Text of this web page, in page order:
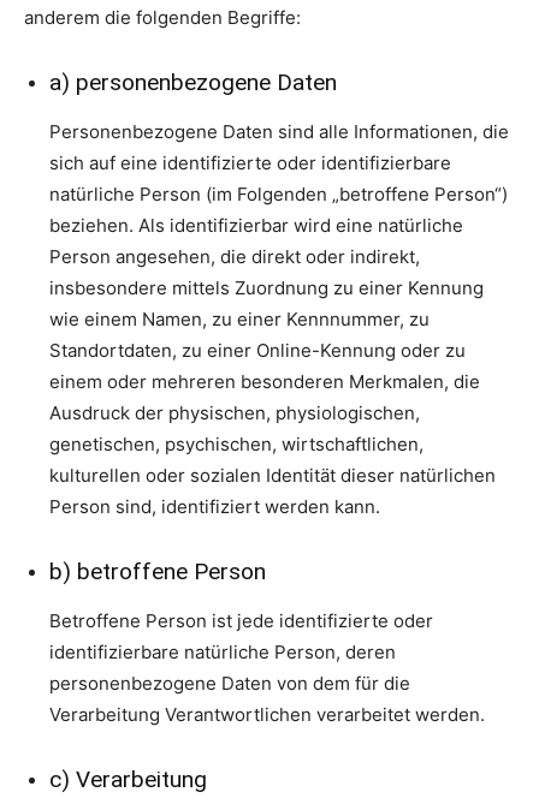
anderem die folgenden Begriffe:
a) personenbezogene Daten
Personenbezogene Daten sind alle Informationen, die
sich auf eine identifizierte oder identifizierbare
natürliche Person (im Folgenden „betroffene Person“)
beziehen. Als identifizierbar wird eine natürliche
Person angesehen, die direkt oder indirekt,
insbesondere mittels Zuordnung zu einer Kennung
wie einem Namen, zu einer Kennnummer, zu
Standortdaten, zu einer Online-Kennung oder zu
einem oder mehreren besonderen Merkmalen, die
Ausdruck der physischen, physiologischen,
genetischen, psychischen, wirtschaftlichen,
kulturellen oder sozialen Identität dieser natürlichen
Person sind, identifiziert werden kann.
b) betroffene Person
Betroffene Person ist jede identifizierte oder
identifizierbare natürliche Person, deren
personenbezogene Daten von dem für die
Verarbeitung Verantwortlichen verarbeitet werden.
c) Verarbeitung